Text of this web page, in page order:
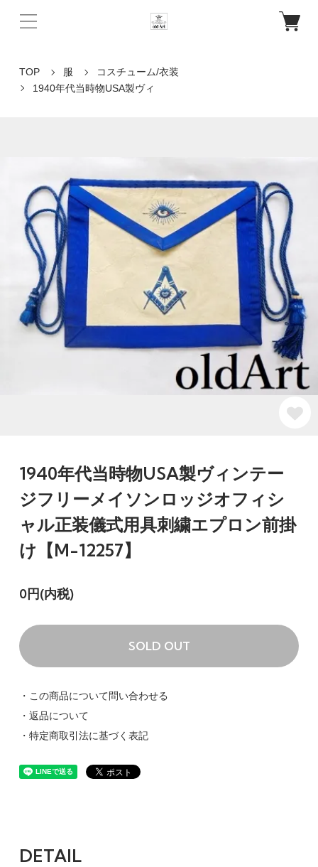
TOP 服
コスチューム/衣装
1940年代当時物USA製ヴィ
1940年代当時物USA製ヴィンテー
ジフリーメイソンロッジオフィシ
ャル正装儀式用具刺繍エプロン前掛
け【M-12257】
0円(内税)
SOLD OUT
・この商品について問い合わせる
・返品について
・特定商取引法に基づく表記
DETAIL